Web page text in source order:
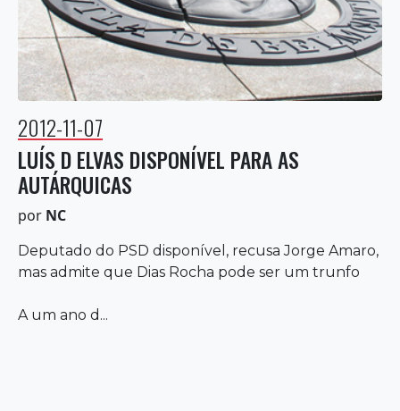
2012-11-07
LUÍS D ELVAS DISPONÍVEL PARA AS
AUTÁRQUICAS
por NC
Deputado do PSD disponível, recusa Jorge Amaro,
mas admite que Dias Rocha pode ser um trunfo
A um ano d...